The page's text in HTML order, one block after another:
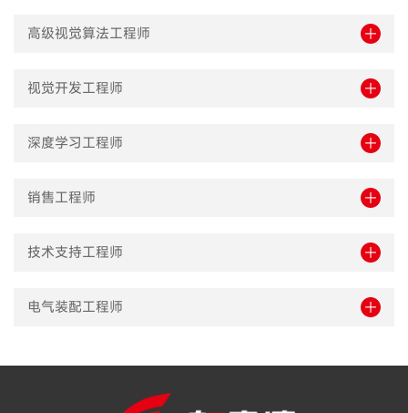
高级视觉算法工程师
视觉开发工程师
深度学习工程师
销售工程师
技术支持工程师
电气装配工程师